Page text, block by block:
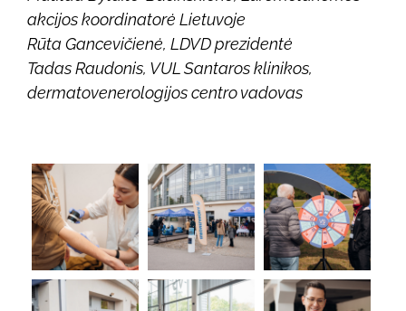
akcijos koordinatorė Lietuvoje
Rūta Gancevičienė, LDVD prezidentė
Tadas Raudonis, VUL Santaros klinikos,
dermatovenerologijos centro vadovas